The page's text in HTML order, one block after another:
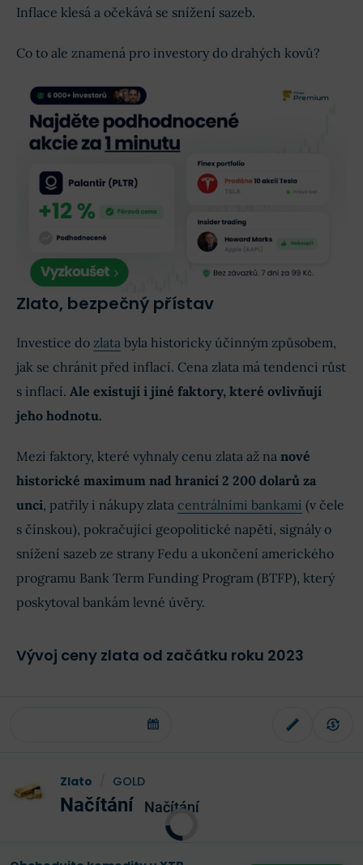
Inflace klesá a očekává se snížení sazeb.
Co to ale znamená pro investory do drahých kovů?
Zlato, bezpečný přístav
Investice do zlata byla historicky účinným způsobem,
jak se chránit před inflací. Cena zlata má tendenci růst
s inflací. Ale existují i jiné faktory, které ovlivňují
jeho hodnotu.
Mezi faktory, které vyhnaly cenu zlata až na nové
historické maximum nad hranicí 2 200 dolarů za
unci, patřily i nákupy zlata centrálními bankami (v čele
s čínskou), pokračující geopolitické napětí, signály o
snížení sazeb ze strany Fedu a ukončení amerického
programu Bank Term Funding Program (BTFP), který
poskytoval bankám levné úvěry.
Vývoj ceny zlata od začátku roku 2023
Zlato GOLD
Načítání Načítání